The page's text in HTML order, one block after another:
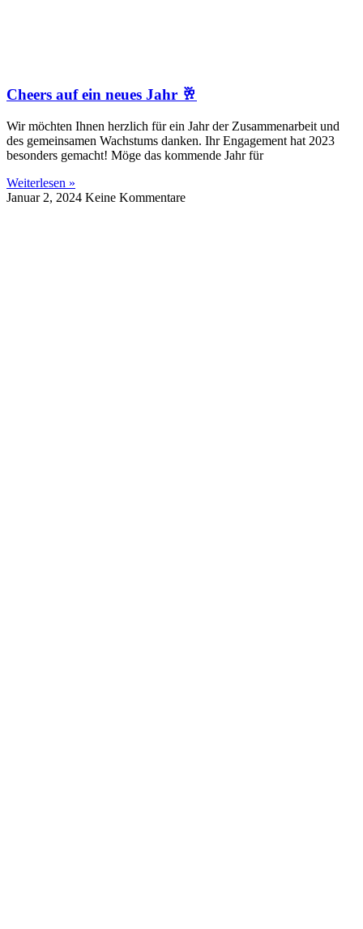
Cheers auf ein neues Jahr 🥂
Wir möchten Ihnen herzlich für ein Jahr der Zusammenarbeit und
des gemeinsamen Wachstums danken. Ihr Engagement hat 2023
besonders gemacht! Möge das kommende Jahr für
Weiterlesen »
Januar 2, 2024 Keine Kommentare